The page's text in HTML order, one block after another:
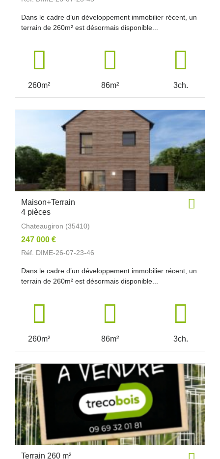
Dans le cadre d’un développement immobilier récent, un
terrain de 260m² est désormais disponible...
260m² 86m² 3ch.
Maison+Terrain
4 pièces
Chateaugiron (35410)
247 000 €
Réf. DIME-26-07-23-46
Dans le cadre d’un développement immobilier récent, un
terrain de 260m² est désormais disponible...
260m² 86m² 3ch.
Terrain 260 m²